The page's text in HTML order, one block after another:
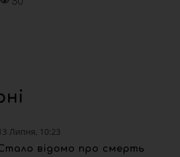
Липня, 10:23
відомо про смерть